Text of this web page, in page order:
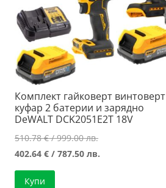
Комплект гайковерт винтоверт
куфар 2 батерии и зарядно
DeWALT DCK2051E2T 18V
510.78€/ 999.00 лв.Original
price
402.64€ / 787.50 лв.
Купи